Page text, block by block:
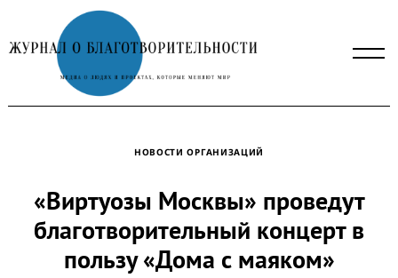
to
content
НОВОСТИ ОРГАНИЗАЦИЙ
«Виртуозы Москвы» проведут
благотворительный концерт в
пользу «Дома с маяком»